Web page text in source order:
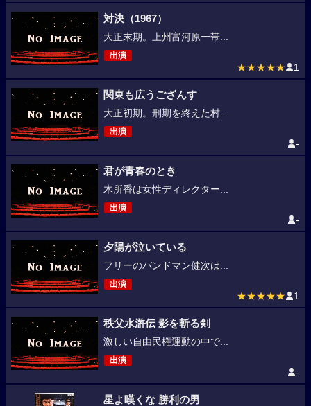
対決（1967）
大正末期。上州富河原一帯...
出演
★★★★★ 1
関東も広うござんす
大正初期。刑期を終えた村...
出演
-
君が青春のとき
木所香は女性ディレクター...
出演
-
夕陽が泣いている
フリーのバンドマン健次は...
出演
★★★★★ 1
秩父水滸伝 影を斬る剣
激しい自由民権運動の中で...
出演
-
星よ嘆くな 勝利の男